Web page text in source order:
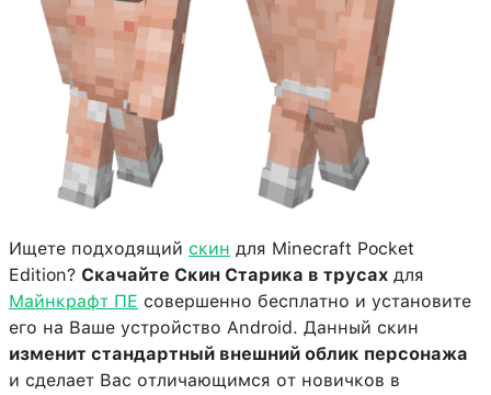
Ищете подходящий скин для Minecraft Pocket
Edition? Скачайте Скин Старика в трусах для
Майнкрафт ПЕ совершенно бесплатно и установите
его на Ваше устройство Android. Данный скин
изменит стандартный внешний облик персонажа
и сделает Вас отличающимся от новичков в